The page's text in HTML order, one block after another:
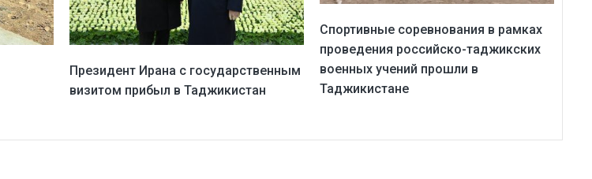
Президент Ирана с государственным
визитом прибыл в Таджикистан
Спортивные соревнования в рамках
проведения российско-таджикских
военных учений прошли в
Таджикистане